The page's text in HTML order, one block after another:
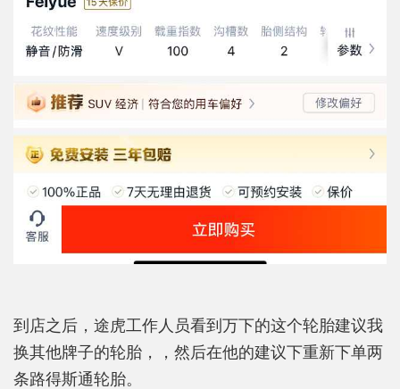
到店之后，途虎工作人员看到万下的这个轮胎建议我
换其他牌子的轮胎，，然后在他的建议下重新下单两
条路得斯通轮胎。